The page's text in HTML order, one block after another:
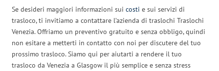
Se desideri maggiori informazioni sui costi e sui servizi di
trasloco, ti invitiamo a contattare l’azienda di traslochi Traslochi
Venezia. Offriamo un preventivo gratuito e senza obbligo, quindi
non esitare a metterti in contatto con noi per discutere del tuo
prossimo trasloco. Siamo qui per aiutarti a rendere il tuo
trasloco da Venezia a Glasgow il più semplice e senza stress